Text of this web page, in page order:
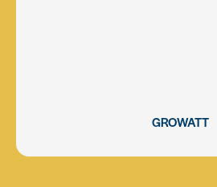
GROWATT